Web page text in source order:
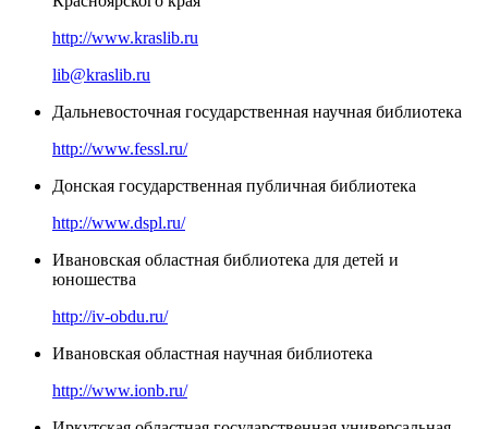
http://www.kraslib.ru
lib@kraslib.ru
Дальневосточная государственная научная библиотека
http://www.fessl.ru/
Донская государственная публичная библиотека
http://www.dspl.ru/
Ивановская областная библиотека для детей и
юношества
http://iv-obdu.ru/
Ивановская областная научная библиотека
http://www.ionb.ru/